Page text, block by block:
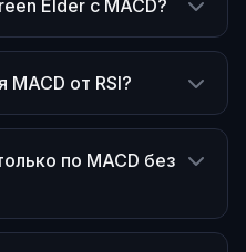
Elder с MACD?
MACD от RSI?
по MACD без